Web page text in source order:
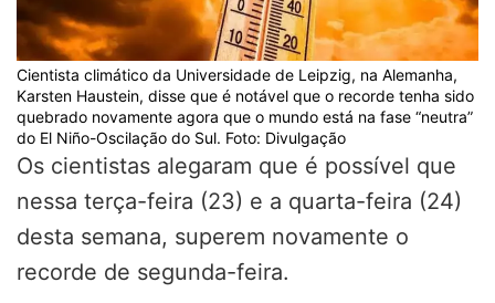
Cientista climático da Universidade de Leipzig, na Alemanha,
Karsten Haustein, disse que é notável que o recorde tenha sido
quebrado novamente agora que o mundo está na fase “neutra”
do El Niño-Oscilação do Sul. Foto: Divulgação
Os cientistas alegaram que é possível que
nessa terça-feira (23) e a quarta-feira (24)
desta semana, superem novamente o
recorde de segunda-feira.